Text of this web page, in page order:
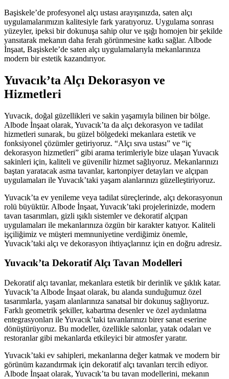
Başiskele’de profesyonel alçı ustası arayışınızda, saten alçı
uygulamalarımızın kalitesiyle fark yaratıyoruz. Uygulama sonrası
yüzeyler, ipeksi bir dokunuşa sahip olur ve ışığı homojen bir şekilde
yansıtarak mekanın daha ferah görünmesine katkı sağlar. Albode
İnşaat, Başiskele’de saten alçı uygulamalarıyla mekanlarınıza
modern bir estetik kazandırıyor.
Yuvacık’ta Alçı Dekorasyon ve
Hizmetleri
Yuvacık, doğal güzellikleri ve sakin yaşamıyla bilinen bir bölge.
Albode İnşaat olarak, Yuvacık’ta da alçı dekorasyon ve tadilat
hizmetleri sunarak, bu güzel bölgedeki mekanlara estetik ve
fonksiyonel çözümler getiriyoruz. “Alçı sıva ustası” ve “iç
dekorasyon hizmetleri” gibi arama terimleriyle bize ulaşan Yuvacık
sakinleri için, kaliteli ve güvenilir hizmet sağlıyoruz. Mekanlarınızı
baştan yaratacak asma tavanlar, kartonpiyer detayları ve alçıpan
uygulamaları ile Yuvacık’taki yaşam alanlarınızı güzelleştiriyoruz.
Yuvacık’ta ev yenileme veya tadilat süreçlerinde, alçı dekorasyonun
rolü büyüktür. Albode İnşaat, Yuvacık’taki projelerinizde, modern
tavan tasarımları, gizli ışıklı sistemler ve dekoratif alçıpan
uygulamaları ile mekanlarınıza özgün bir karakter katıyor. Kaliteli
işçiliğimiz ve müşteri memnuniyetine verdiğimiz önemle,
Yuvacık’taki alçı ve dekorasyon ihtiyaçlarınız için en doğru adresiz.
Yuvacık’ta Dekoratif Alçı Tavan Modelleri
Dekoratif alçı tavanlar, mekanlara estetik bir derinlik ve şıklık katar.
Yuvacık’ta Albode İnşaat olarak, bu alanda sunduğumuz özel
tasarımlarla, yaşam alanlarınıza sanatsal bir dokunuş sağlıyoruz.
Farklı geometrik şekiller, kabartma desenler ve özel aydınlatma
entegrasyonları ile Yuvacık’taki tavanlarınızı birer sanat eserine
dönüştürüyoruz. Bu modeller, özellikle salonlar, yatak odaları ve
restoranlar gibi mekanlarda etkileyici bir atmosfer yaratır.
Yuvacık’taki ev sahipleri, mekanlarına değer katmak ve modern bir
görünüm kazandırmak için dekoratif alçı tavanları tercih ediyor.
Albode İnşaat olarak, Yuvacık’ta bu tavan modellerini, mekanın